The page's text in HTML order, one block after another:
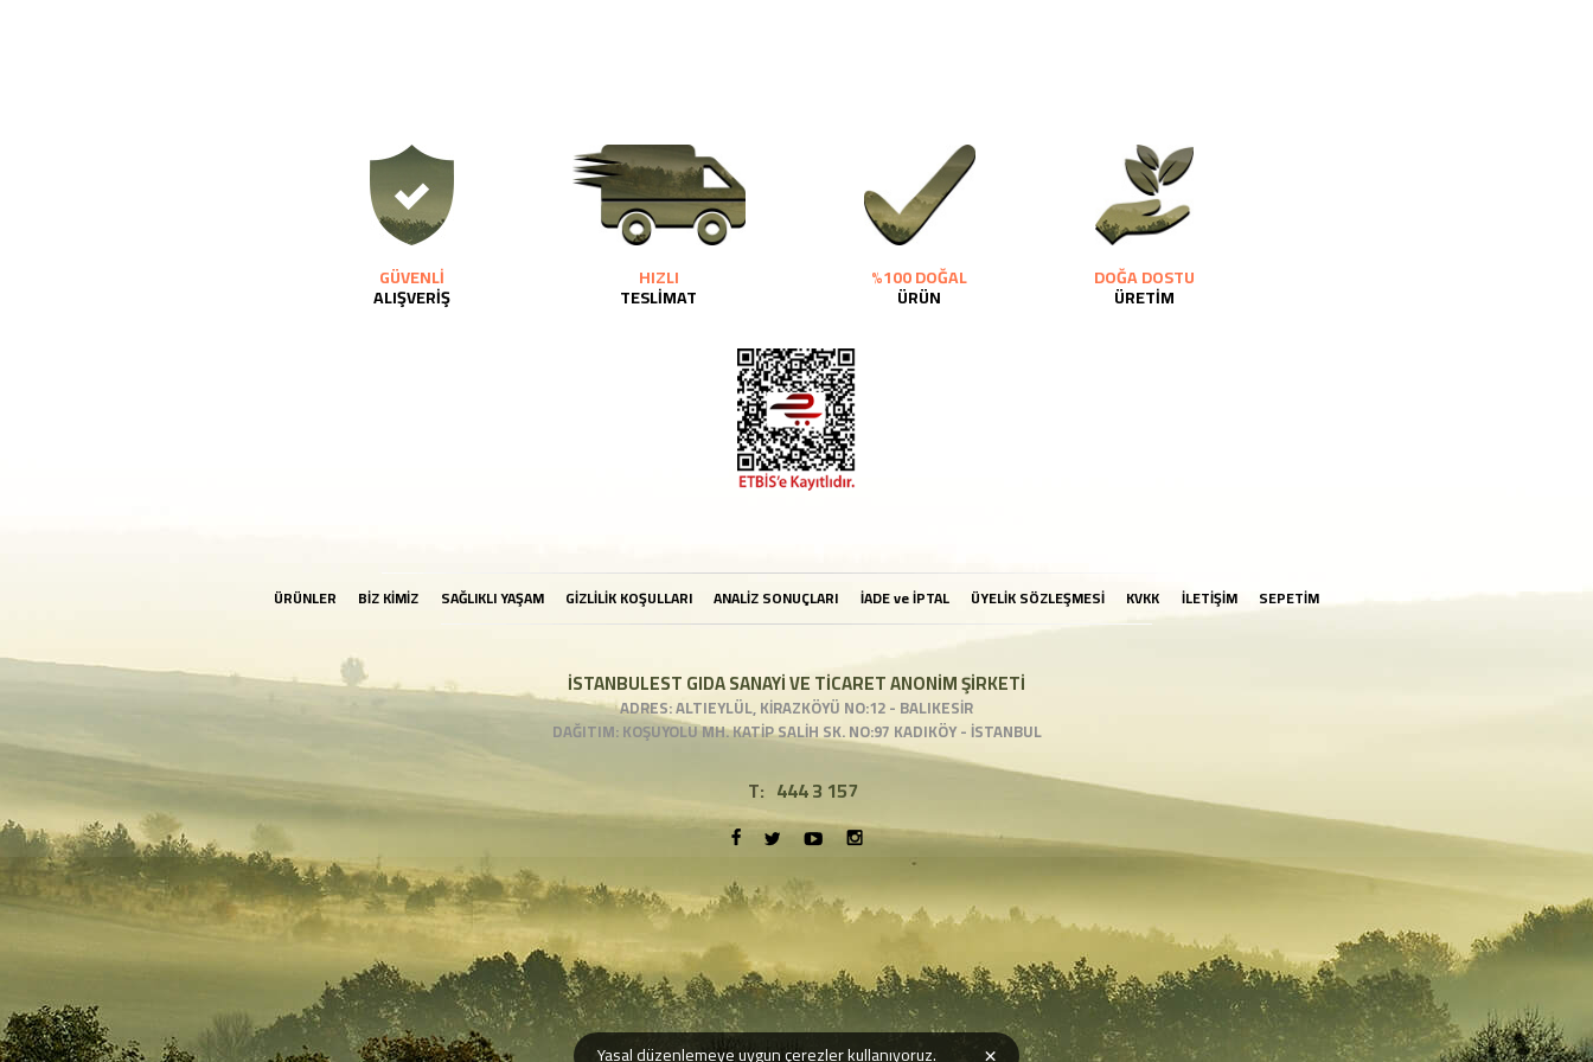
GÜVENLİ
ALIŞVERİŞ
HIZLI
TESLİMAT
%100 DOĞAL
ÜRÜN
DOĞA DOSTU
ÜRETİM
ÜRÜNLER BİZ KİMİZ SAĞLIKLI YAŞAM GİZLİLİK KOŞULLARI ANALİZ SONUÇLARI İADE ve İPTAL ÜYELİK SÖZLEŞMESİ KVKK İLETİŞİM SEPETİM
İSTANBULEST GIDA SANAYİ VE TİCARET ANONİM ŞİRKETİ
ADRES: ALTIEYLÜL, KİRAZKÖYÜ NO:12 - BALIKESİR
DAĞITIM: KOŞUYOLU MH. KATİP SALİH SK. NO:97 KADIKÖY - İSTANBUL
T: 444 3 157
Yasal düzenlemeye uygun çerezler kullanıyoruz. ×